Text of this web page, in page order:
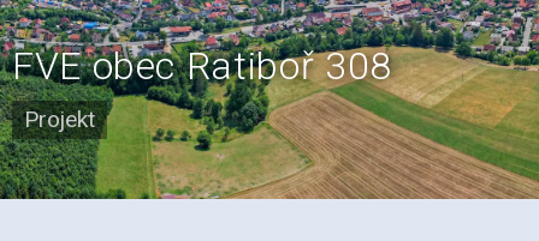
FVE obec Ratiboř 308
Projekt